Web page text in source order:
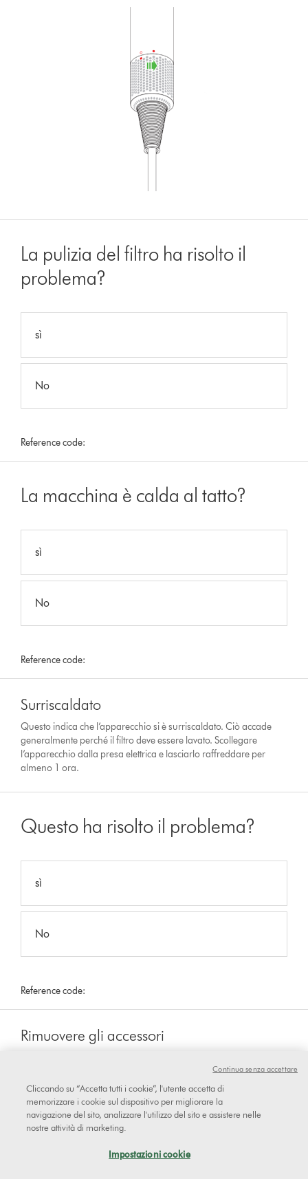
La pulizia del filtro ha risolto il
problema?
sì
No
Reference code:
La macchina è calda al tatto?
sì
No
Reference code:
Surriscaldato
Questo indica che l’apparecchio si è surriscaldato. Ciò accade
generalmente perché il filtro deve essere lavato. Scollegare
l’apparecchio dalla presa elettrica e lasciarlo raffreddare per
almeno 1 ora.
Questo ha risolto il problema?
sì
No
Reference code:
Rimuovere gli accessori
Il fischio è sempre presente anche
dopo aver rimosso tutti gli
Cliccando su “Accetta tutti i cookie”, l'utente accetta di
memorizzare i cookie sul dispositivo per migliorare la
navigazione del sito, analizzare l'utilizzo del sito e assistere nelle
nostre attività di marketing.
Impostazioni cookie
Continua senza accettare